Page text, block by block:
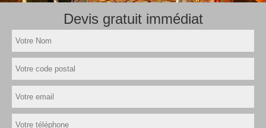
Devis gratuit immédiat